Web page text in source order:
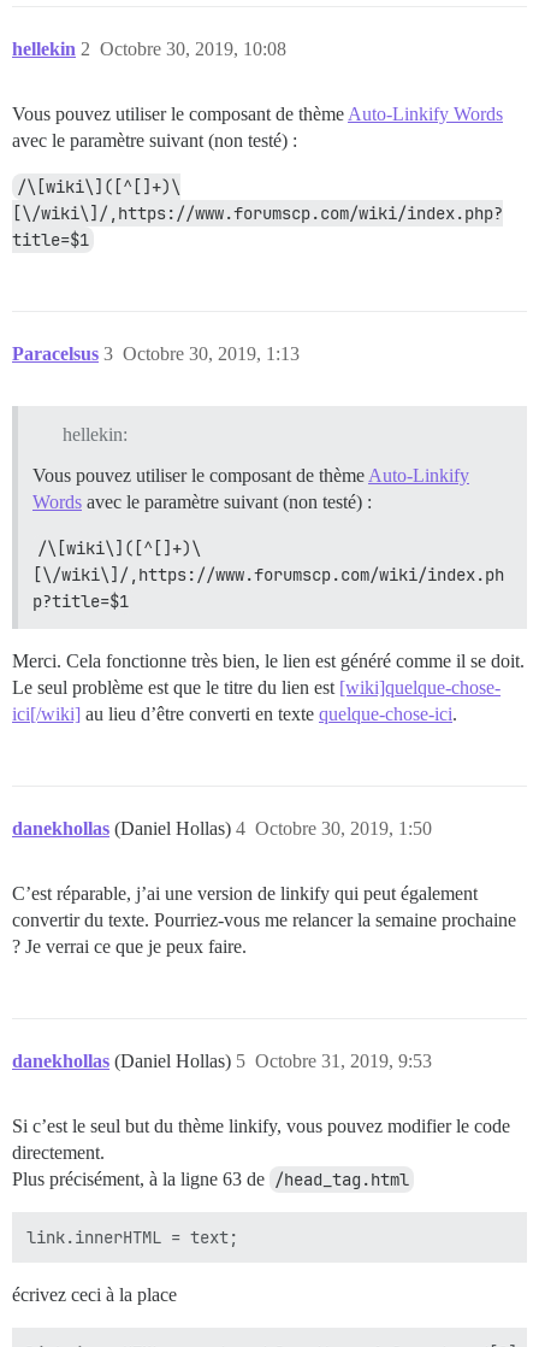
hellekin Octobre 30, 2019, 10:08
2
Vous pouvez utiliser le composant de thème Auto-Linkify Words
avec le paramètre suivant (non testé) :
/\[wiki\]([^[]+)\
[\/wiki\]/,https://www.forumscp.com/wiki/index.php?
title=$1
Paracelsus Octobre 30, 2019, 1:13
3
hellekin:
Vous pouvez utiliser le composant de thème Auto-Linkify
Words avec le paramètre suivant (non testé) :
/\[wiki\]([^[]+)\
[\/wiki\]/,https://www.forumscp.com/wiki/index.ph
p?title=$1
Merci. Cela fonctionne très bien, le lien est généré comme il se doit.
Le seul problème est que le titre du lien est [wiki]quelque-chose-
ici[/wiki] au lieu d’être converti en texte quelque-chose-ici.
danekhollas (Daniel Hollas) Octobre 30, 2019, 1:50
4
C’est réparable, j’ai une version de linkify qui peut également
convertir du texte. Pourriez-vous me relancer la semaine prochaine
? Je verrai ce que je peux faire.
danekhollas (Daniel Hollas) Octobre 31, 2019, 9:53
5
Si c’est le seul but du thème linkify, vous pouvez modifier le code
directement.
Plus précisément, à la ligne 63 de /head_tag.html
écrivez ceci à la place